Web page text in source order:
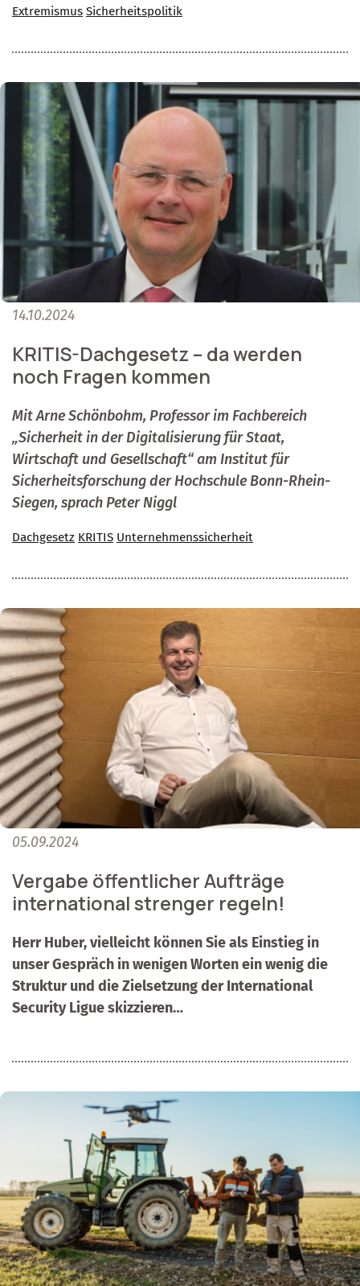
Extremismus Sicherheitspolitik
14.10.2024
KRITIS-Dachgesetz – da werden
noch Fragen kommen
Mit Arne Schönbohm, Professor im Fachbereich
„Sicherheit in der Digitalisierung für Staat,
Wirtschaft und Gesellschaft“ am Institut für
Sicherheitsforschung der Hochschule Bonn-Rhein-
Siegen, sprach Peter Niggl
Dachgesetz KRITIS Unternehmenssicherheit
05.09.2024
Vergabe öffentlicher Aufträge
international strenger regeln!
Herr Huber, vielleicht können Sie als Einstieg in
unser Gespräch in wenigen Worten ein wenig die
Struktur und die Zielsetzung der International
Security Ligue skizzieren…